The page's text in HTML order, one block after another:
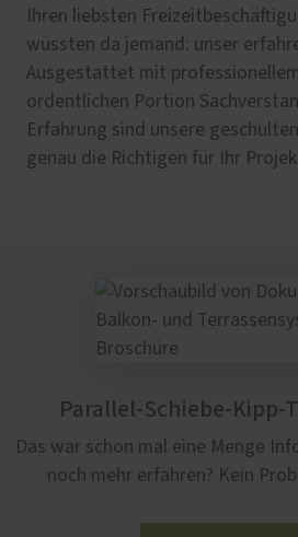
Ihren liebsten
wüssten da jemand: unser
Ausgestattet mit
ordentlichen Portion
Erfahrung sind unsere
genau die Richtigen für Ihr
Parallel-Schiebe-Kipp-
Das war schon mal eine Menge
noch mehr erfahren? Kein